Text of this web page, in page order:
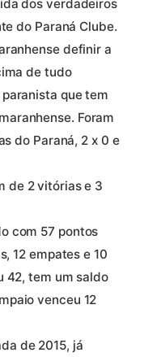
dos verdadeiros
do Paraná Clube.
definir a
de tudo
que tem
Foram
do Paraná, 2 x 0 e
de 2 vitórias e 3
com 57 pontos
12 empates e 10
42, tem um saldo
venceu 12
de 2015, já